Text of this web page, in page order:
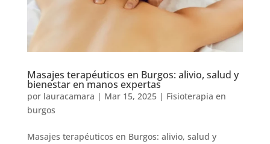
Masajes terapéuticos en Burgos: alivio, salud y
bienestar en manos expertas
por lauracamara | Mar 15, 2025| Fisioterapia en
burgos
Masajes terapéuticos en Burgos: alivio, salud y